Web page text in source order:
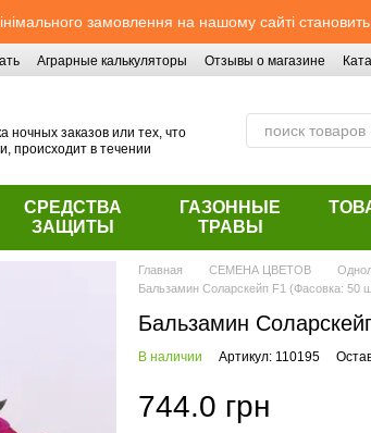
замовлення на нашому сайті
Аграрные калькуляторы Отзывы о магазине
ночных заказов или тех, что
происходит в течении
СРЕДСТВА
ЗАЩИТЫ
ГАЗОННЫЕ
ТРАВЫ
Главная СЕМЕНА ЦВЕТОВ
Бальзамин Соларскейп F1 (Фасовка: 50
Бальзамин
В наличии Артикул: 110195
744.0 грн